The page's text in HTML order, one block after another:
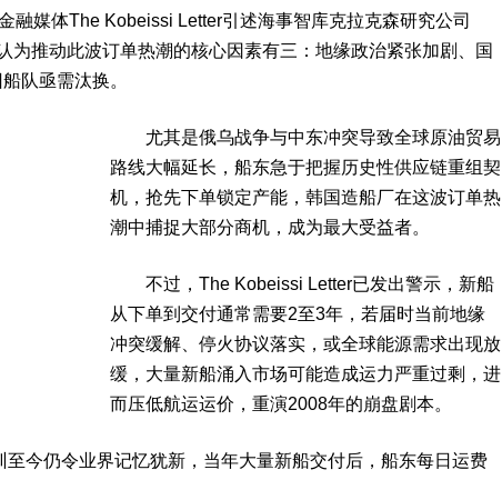
媒体The Kobeissi Letter引述海事智库克拉克森研究公司
为推动此波订单热潮的核心因素有三：地缘政治紧张加剧、国
队亟需汰换。
尤其是俄乌战争与中东冲突导致全球原油贸易
路线大幅延长，船东急于把握历史性供应链重组契
机，抢先下单锁定产能，韩国造船厂在这波订单热
潮中捕捉大部分商机，成为最大受益者。
不过，The Kobeissi Letter已发出警示，新船
从下单到交付通常需要2至3年，若届时当前地缘
冲突缓解、停火协议落实，或全球能源需求出现放
缓，大量新船涌入市场可能造成运力严重过剩，进
而压低航运运价，重演2008年的崩盘剧本。
仍令业界记忆犹新，当年大量新船交付后，船东每日运费